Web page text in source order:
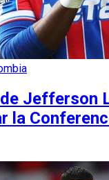
Jefferson
la